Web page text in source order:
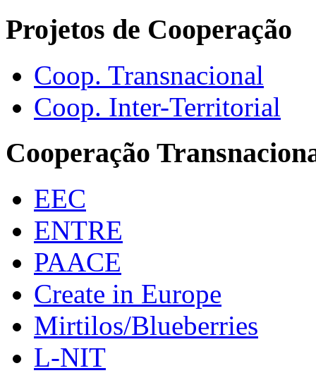
Projetos de Cooperação
Coop. Transnacional
Coop. Inter-Territorial
Cooperação
EEC
ENTRE
PAACE
Create in Europe
Mirtilos/Blueberries
L-NIT